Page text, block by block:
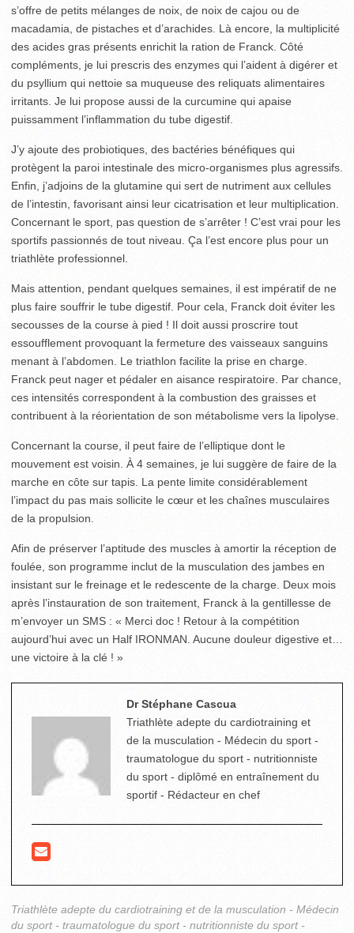
s’offre de petits mélanges de noix, de noix de cajou ou de
macadamia, de pistaches et d’arachides. Là encore, la multiplicité
des acides gras présents enrichit la ration de Franck. Côté
compléments, je lui prescris des enzymes qui l’aident à digérer et
du psyllium qui nettoie sa muqueuse des reliquats alimentaires
irritants. Je lui propose aussi de la curcumine qui apaise
puissamment l’inflammation du tube digestif.
J’y ajoute des probiotiques, des bactéries bénéfiques qui
protègent la paroi intestinale des micro-organismes plus agressifs.
Enfin, j’adjoins de la glutamine qui sert de nutriment aux cellules
de l’intestin, favorisant ainsi leur cicatrisation et leur multiplication.
Concernant le sport, pas question de s’arrêter ! C’est vrai pour les
sportifs passionnés de tout niveau. Ça l’est encore plus pour un
triathlète professionnel.
Mais attention, pendant quelques semaines, il est impératif de ne
plus faire souffrir le tube digestif. Pour cela, Franck doit éviter les
secousses de la course à pied ! Il doit aussi proscrire tout
essoufflement provoquant la fermeture des vaisseaux sanguins
menant à l’abdomen. Le triathlon facilite la prise en charge.
Franck peut nager et pédaler en aisance respiratoire. Par chance,
ces intensités correspondent à la combustion des graisses et
contribuent à la réorientation de son métabolisme vers la lipolyse.
Concernant la course, il peut faire de l’elliptique dont le
mouvement est voisin. À 4 semaines, je lui suggère de faire de la
marche en côte sur tapis. La pente limite considérablement
l’impact du pas mais sollicite le cœur et les chaînes musculaires
de la propulsion.
Afin de préserver l’aptitude des muscles à amortir la réception de
foulée, son programme inclut de la musculation des jambes en
insistant sur le freinage et le redescente de la charge. Deux mois
après l’instauration de son traitement, Franck à la gentillesse de
m’envoyer un SMS : « Merci doc ! Retour à la compétition
aujourd’hui avec un Half IRONMAN. Aucune douleur digestive et…
une victoire à la clé ! »
Dr Stéphane Cascua
Triathlète adepte du cardiotraining et
de la musculation - Médecin du sport -
traumatologue du sport - nutritionniste
du sport - diplômé en entraînement du
sportif - Rédacteur en chef
Triathlète adepte du cardiotraining et de la musculation - Médecin
du sport - traumatologue du sport - nutritionniste du sport -